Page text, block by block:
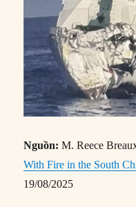
Nguồn: M. Reece
With Fire in the South
19/08/2025